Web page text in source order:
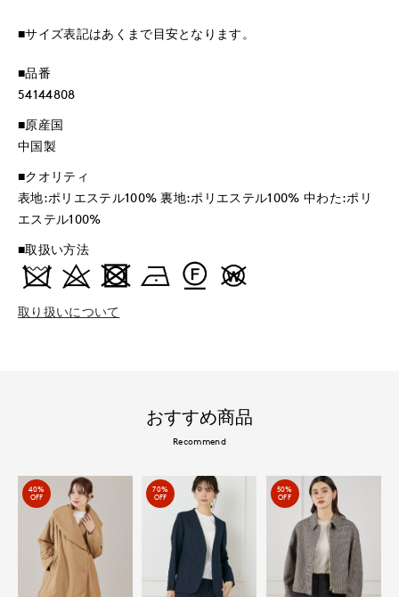
■サイズ表記はあくまで目安となります。
■品番
54144808
■原産国
中国製
■クオリティ
表地:ポリエステル100% 裏地:ポリエステル100% 中わた:ポリ
エステル100%
■取扱い方法
取り扱いについて
おすすめ商品
Recommend
40%
OFF
70%
OFF
50%
OFF